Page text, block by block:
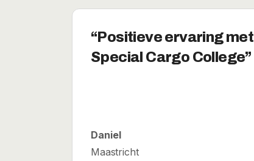
Positieve ervaring met
Special Cargo College
Daniel
Maastricht